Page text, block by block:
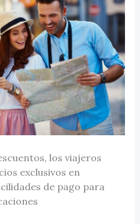
los viajeros
exclusivos en
de pago para